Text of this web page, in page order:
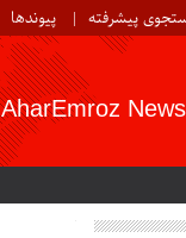
پیشرفته پیوندها
AharEmroz